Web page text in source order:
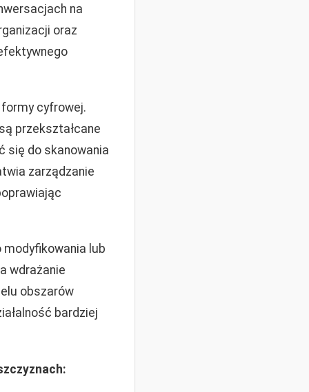
na
oraz
cyfrowej.
przekształcane
się do skanowania
zarządzanie
lub
wdrażanie
obszarów
bardziej